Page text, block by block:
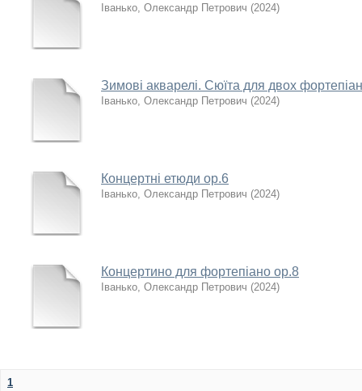
Іванько, Олександр Петрович (2024)
Зимові акварелі. Сюїта для двох
Іванько, Олександр Петрович (2024)
Концертні етюди ор.6
Іванько, Олександр Петрович (2024)
Концертино для фортепіано ор.8
Іванько, Олександр Петрович (2024)
1